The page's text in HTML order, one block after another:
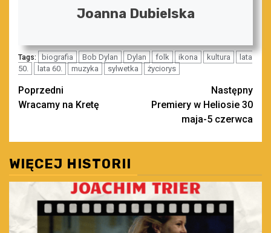
Joanna Dubielska
Tags: biografia Bob Dylan Dylan folk ikona kultura
lata
50.
lata 60. muzyka sylwetka życiorys
Zobacz
wpisy
Poprzedni
Wracamy na Kretę
Następny
Premiery w Heliosie 30
maja-5 czerwca
WIĘCEJ HISTORII